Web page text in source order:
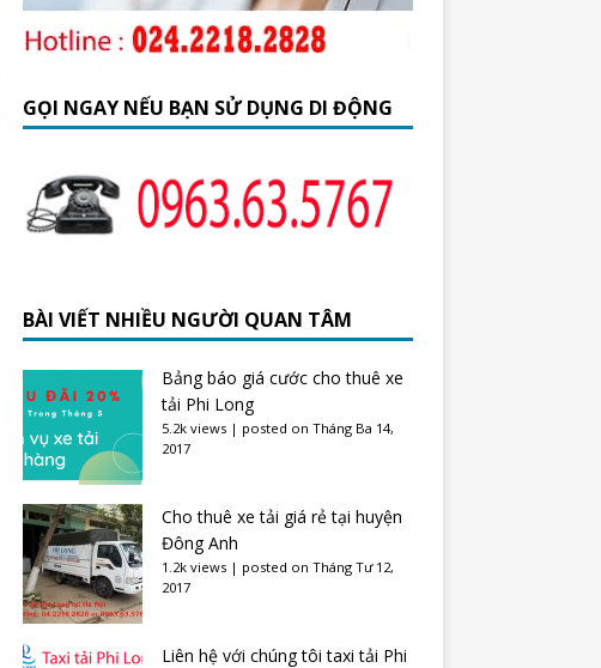
GỌI NGAY NẾU BẠN SỬ DỤNG DI ĐỘNG
BÀI VIẾT NHIỀU NGƯỜI QUAN TÂM
Bảng báo giá cước cho thuê xe
tải Phi Long
5.2k views| posted on Tháng Ba 14,
2017
Cho thuê xe tải giá rẻ tại huyện
Đông Anh
1.2k views| posted on Tháng Tư 12,
2017
Liên hệ với chúng tôi taxi tải Phi